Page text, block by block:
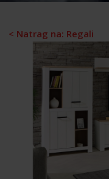
< Natrag na: Regali